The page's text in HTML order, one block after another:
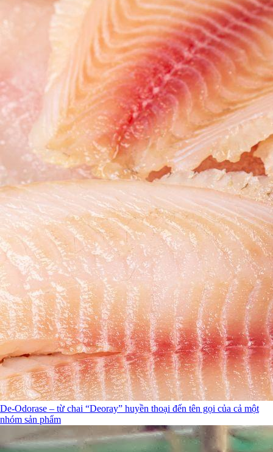
De-Odorase – từ chai “Deoray” huyền thoại đến tên gọi của cả một
nhóm sản phẩm